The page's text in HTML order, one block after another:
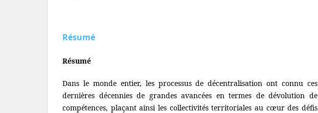
Résumé
Résumé
Dans le monde entier, les processus de décentralisation ont connu ces
dernières décennies de grandes avancées en termes de dévolution de
compétences, plaçant ainsi les collectivités territoriales au cœur des défis